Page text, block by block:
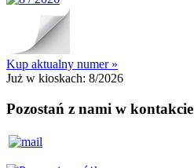
Kup aktualny numer »
Już w kioskach: 8/2026
Pozostań z nami w kontakcie